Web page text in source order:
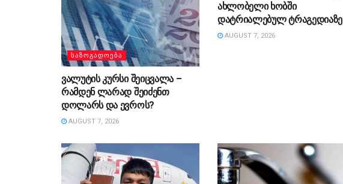
ᲡᲐᲖᲝᲒᲐᲓᲝᲔᲑᲐ
ვალუტის კურსი შეიცვალა –
რამდენ ლარად შეიძენთ
დოლარს და ევროს?
AUGUST 7, 2026
ახლობელი ხობში
დატრიალებულ ტრაგედიაზე
AUGUST 7, 2026